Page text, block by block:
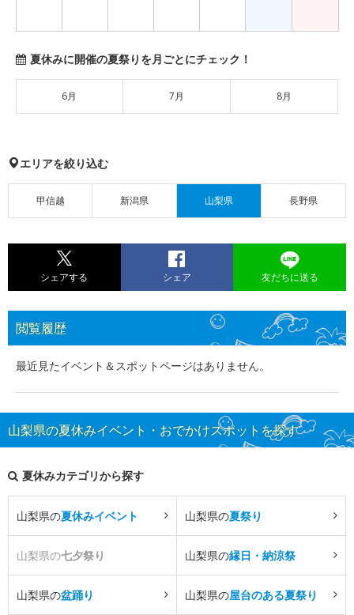
夏休みに開催の夏祭りを月ごとにチェック！
6月 7月 8月
エリアを絞り込む
甲信越 新潟県 山梨県 長野県
シェアする シェア 友だちに送る
閲覧履歴
最近見たイベント＆スポットページはありません。
山梨県の夏休みイベント・おでかけスポットを探す
夏休みカテゴリから探す
山梨県の夏休みイベント 山梨県の夏祭り
山梨県の七夕祭り 山梨県の縁日・納涼祭
山梨県の盆踊り 山梨県の屋台のある夏祭り